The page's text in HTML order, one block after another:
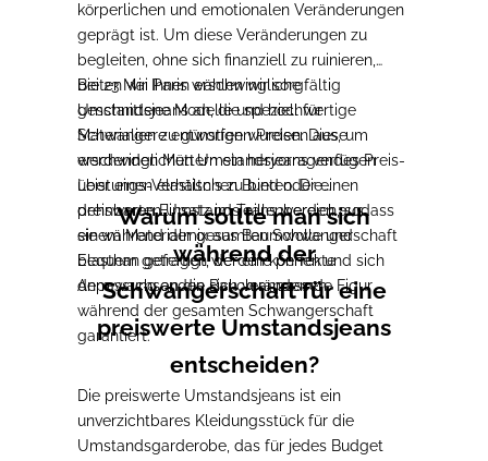
körperlichen und emotionalen Veränderungen
geprägt ist. Um diese Veränderungen zu
begleiten, ohne sich finanziell zu ruinieren,
bieten wir Ihnen erschwingliche
Umstandsjeans an, die speziell für
Schwangere entworfen wurden. Diese
erschwinglichen Umstandsjeans verfügen
über einen elastischen Bund oder einen
dehnbaren Einsatz im Taillenbereich, sodass
sie während der gesamten Schwangerschaft
bequem getragen werden können und sich
dem wachsenden Bauch anpassen.
Bei 23 Mai Paris wählen wir sorgfältig
geschnittene Modelle und hochwertige
Materialien zu günstigen Preisen aus, um
werdenden Müttern ein hervorragendes Preis-
Leistungs-Verhältnis zu bieten. Die
preiswerten Umstandsjeans werden aus
einem Materialmix aus Baumwolle und
Elasthan gefertigt, der eine perfekte
Anpassung an die sich verändernde Figur
während der gesamten Schwangerschaft
garantiert.
Warum sollte man sich
während der
Schwangerschaft für eine
preiswerte Umstandsjeans
entscheiden?
Die preiswerte Umstandsjeans ist ein
unverzichtbares Kleidungsstück für die
Umstandsgarderobe, das für jedes Budget